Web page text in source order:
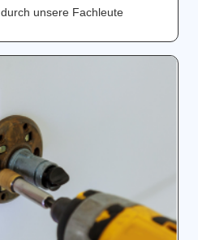
unsere Fachleute